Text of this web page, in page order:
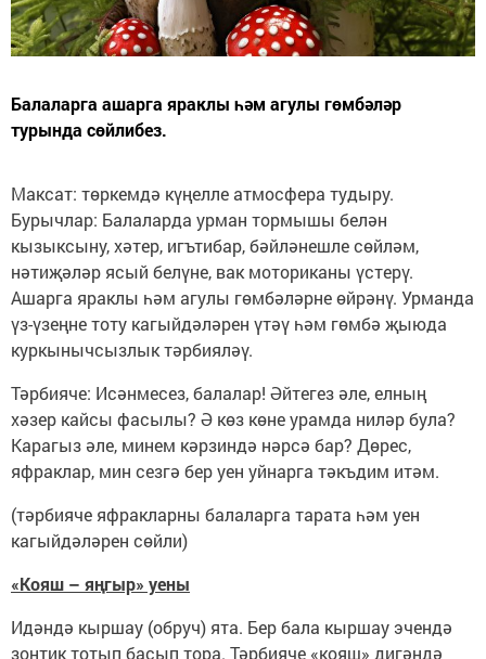
Балаларга ашарга яраклы һәм агулы гөмбәләр
турында сөйлибез.
Максат: төркемдә күңелле атмосфера тудыру.
Бурычлар: Балаларда урман тормышы белән
кызыксыну, хәтер, игътибар, бәйләнешле сөйләм,
нәтиҗәләр ясый белүне, вак моториканы үстерү.
Ашарга яраклы һәм агулы гөмбәләрне өйрәнү. Урманда
үз-үзеңне тоту кагыйдәләрен үтәү һәм гөмбә җыюда
куркынычсызлык тәрбияләү.
Тәрбияче: Исәнмесез, балалар! Әйтегез әле, елның
хәзер кайсы фасылы? Ә көз көне урамда ниләр була?
Карагыз әле, минем кәрзиндә нәрсә бар? Дөрес,
яфраклар, мин сезгә бер уен уйнарга тәкъдим итәм.
(тәрбияче яфракларны балаларга тарата һәм уен
кагыйдәләрен сөйли)
«Кояш – яңгыр» уены
Идәндә кыршау (обруч) ята. Бер бала кыршау эчендә
зонтик тотып басып тора. Тәрбияче «кояш» дигәндә